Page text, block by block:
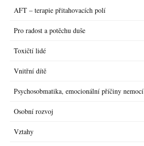
AFT – terapie přitahovacích polí
Pro radost a potěchu duše
Toxičtí lidé
Vnitřní dítě
Psychosobmatika, emocionální příčiny nemocí
Osobní rozvoj
Vztahy